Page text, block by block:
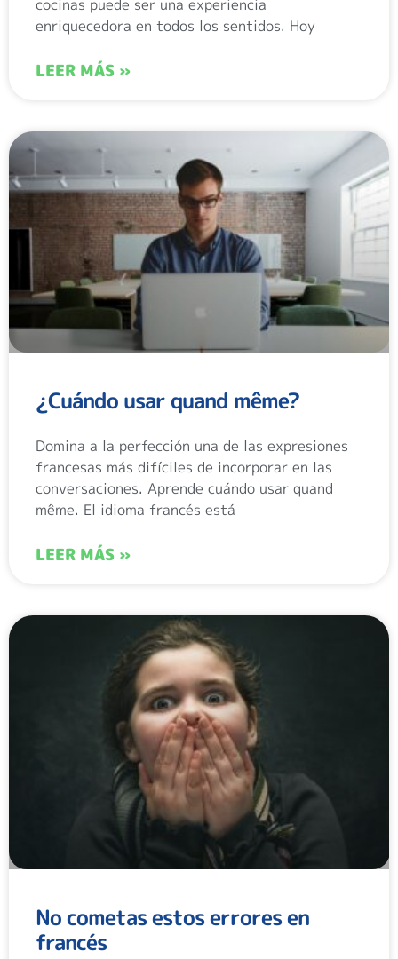
cocinas puede ser una experiencia
enriquecedora en todos los sentidos. Hoy
LEER MÁS »
¿Cuándo usar quand même?
Domina a la perfección una de las expresiones
francesas más difíciles de incorporar en las
conversaciones. Aprende cuándo usar quand
même. El idioma francés está
LEER MÁS »
No cometas estos errores en
francés